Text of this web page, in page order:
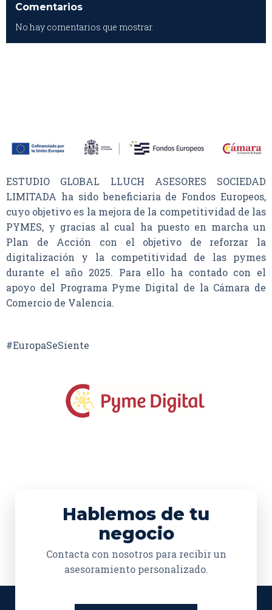
Comentarios
No hay comentarios que mostrar.
ESTUDIO GLOBAL LLUCH ASESORES SOCIEDAD
LIMITADA ha sido beneficiaria de Fondos Europeos,
cuyo objetivo es la mejora de la competitividad de las
PYMES, y gracias al cual ha puesto en marcha un
Plan de Acción con el objetivo de reforzar la
digitalización y la competitividad de las pymes
durante el año 2025. Para ello ha contado con el
apoyo del Programa Pyme Digital de la Cámara de
Comercio de Valencia.
#EuropaSeSiente
Hablemos de tu
negocio
Contacta con nosotros para recibir un
asesoramiento personalizado.